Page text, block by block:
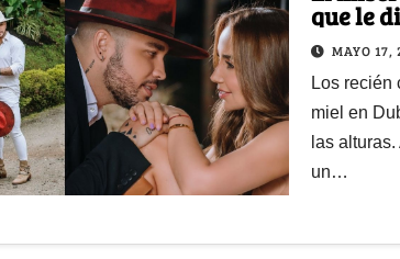
que le
Paola
MAYO 17,
Los recién
miel en
las
un…